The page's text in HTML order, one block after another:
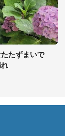
たずまいで